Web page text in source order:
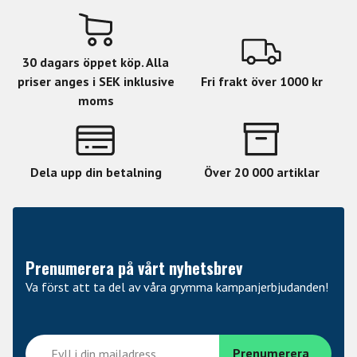
terminated capsule. There is also the question of
building them by hand in Europe. The good news is
that the skill, knowledge, and tradition live on at
Austrian Audio. We’re proud to begin “Made in
Vienna. Again.” in 2019.
Multipattern Dual Output Condenser Microphone with
world’s first optional wireless Control
critical dimensions as the best legacy CK12 capsules
we could find, measure, and record
30 dagars öppet köp. Alla
priser anges i SEK inklusive
moms
Fri frakt över 1000 kr
Dela upp din betalning Över 20 000 artiklar
Prenumerera på vårt nyhetsbrev
Va först att ta del av våra grymma kampanjerbjudanden!